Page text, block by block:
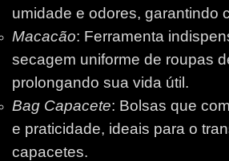
umidade e odores, garantindo
Macacão: Ferramenta
secagem uniforme de roupas
prolongando sua vida útil.
Bag Capacete: Bolsas que
e praticidade, ideais para o
capacetes.